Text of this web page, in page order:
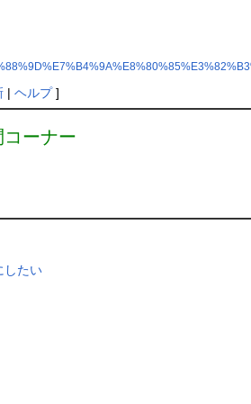
| ヘルプ]
ーナー
したい